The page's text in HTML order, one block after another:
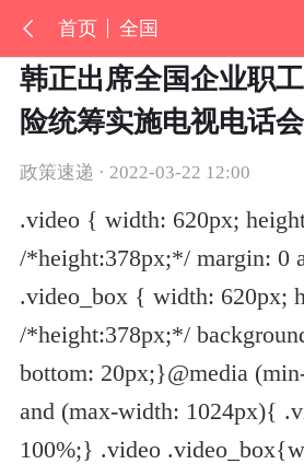
首页 全国
韩正出席全国企业职
险统筹实施电视电话
政策速递 · 2022-03-22 12:00
.video { width: 620px;
/*height:378px;*/ margin: 0
.video_box { width: 620px;
/*height:378px;*/
bottom: 20px;}@media
and (max-width: 1024px){
100%;} .video